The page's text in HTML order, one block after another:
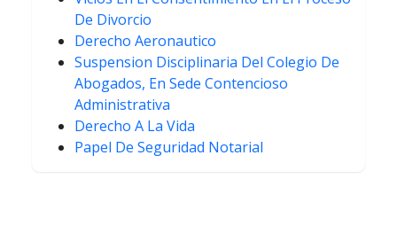
De Divorcio
Derecho Aeronautico
Suspension Disciplinaria Del Colegio De
Abogados, En Sede Contencioso
Administrativa
Derecho A La Vida
Papel De Seguridad Notarial